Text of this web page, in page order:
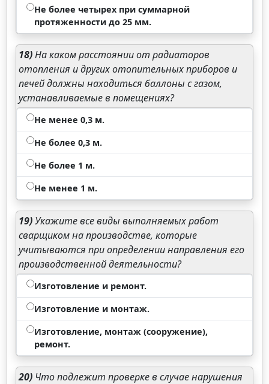
Не более четырех при суммарной
протяженности до 25 мм.
18)На каком расстоянии от радиаторов
отопления и других отопительных приборов и
печей должны находиться баллоны с газом,
устанавливаемые в помещениях?
Не менее 0,3 м.
Не более 0,3 м.
Не более 1 м.
Не менее 1 м.
19)Укажите все виды выполняемых работ
сварщиком на производстве, которые
учитываются при определении направления его
производственной деятельности?
Изготовление и ремонт.
Изготовление и монтаж.
Изготовление, монтаж (сооружение),
ремонт.
20) Что подлежит проверке в случае нарушения